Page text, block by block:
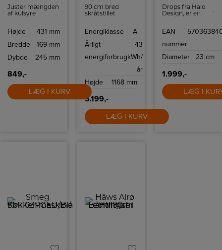
Juster mængden
af kulsyre
og skab
drikkevarer, der
enhver lejlighed.
Højde
431 mm
Bredde
169 mm
Dybde
245 mm
849,-
LÆG I KURV
90 cm bred
skråtstillet
med tre
hastigheder.
Energiklasse
A
Årligt
energiforbrug
43
kWh/
år
Højde
1168 mm
5.199,-
LÆG I KURV
Drops fra Halo
Design, er en god
som med kvalitet
Europa, netop for
de rene fine linjer
besidder.
EAN
nummer
Diameter 23 cm
1.999,-
LÆG I